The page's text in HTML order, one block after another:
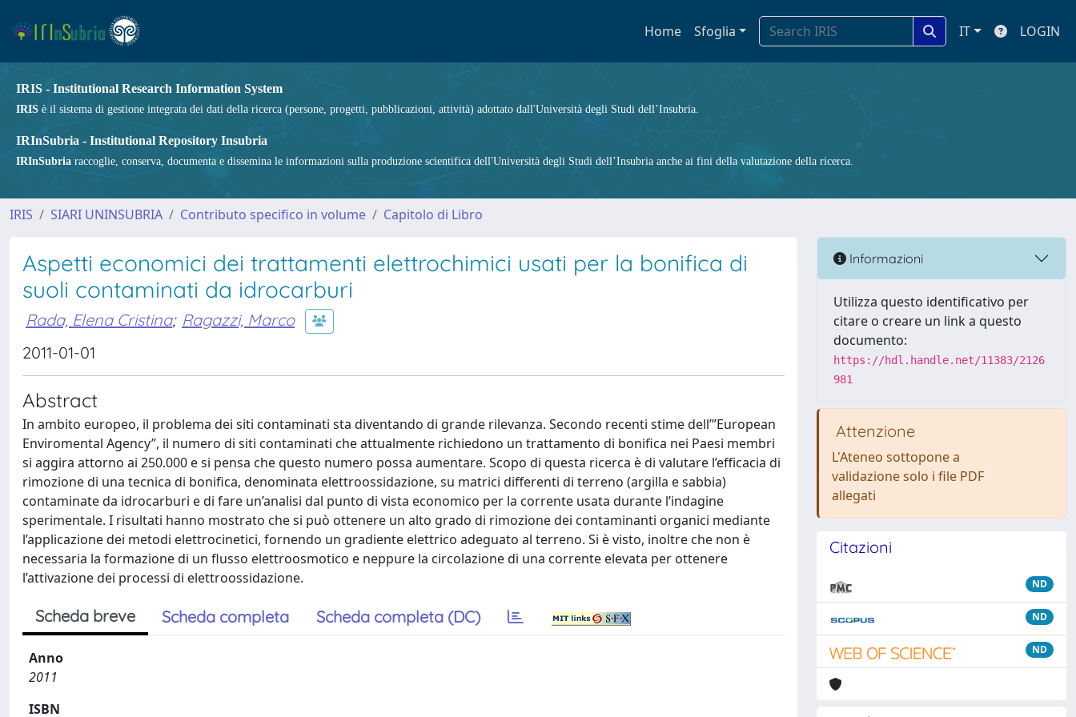
Home Sfoglia IT LOGIN
IRIS - Institutional Research Information System
IRIS è il sistema di gestione integrata dei dati della ricerca (persone, progetti, pubblicazioni, attività) adottato dall'Università degli Studi dell’Insubria.
IRInSubria - Institutional Repository Insubria
IRInSubria raccoglie, conserva, documenta e dissemina le informazioni sulla produzione scientifica dell'Università degli Studi dell’Insubria anche ai fini della valutazione della ricerca.
IRIS SIARI UNINSUBRIA Contributo specifico in volume Capitolo di Libro
Aspetti economici dei trattamenti elettrochimici usati per la bonifica di
suoli contaminati da idrocarburi
Rada, Elena Cristina; Ragazzi, Marco
2011-01-01
Abstract
In ambito europeo, il problema dei siti contaminati sta diventando di grande rilevanza. Secondo recenti stime dell’”European
Enviromental Agency”, il numero di siti contaminati che attualmente richiedono un trattamento di bonifica nei Paesi membri
si aggira attorno ai 250.000 e si pensa che questo numero possa aumentare. Scopo di questa ricerca è di valutare l’efficacia di
rimozione di una tecnica di bonifica, denominata elettroossidazione, su matrici differenti di terreno (argilla e sabbia)
contaminate da idrocarburi e di fare un’analisi dal punto di vista economico per la corrente usata durante l’indagine
sperimentale. I risultati hanno mostrato che si può ottenere un alto grado di rimozione dei contaminanti organici mediante
l’applicazione dei metodi elettrocinetici, fornendo un gradiente elettrico adeguato al terreno. Si è visto, inoltre che non è
necessaria la formazione di un flusso elettroosmotico e neppure la circolazione di una corrente elevata per ottenere
l’attivazione dei processi di elettroossidazione.
Scheda breve Scheda completa Scheda completa (DC)
Anno
2011
ISBN
Informazioni
Utilizza questo identificativo per
citare o creare un link a questo
documento:
https://hdl.handle.net/11383/2126
981
Attenzione
L'Ateneo sottopone a
validazione solo i file PDF
allegati
Citazioni
ND
ND
ND